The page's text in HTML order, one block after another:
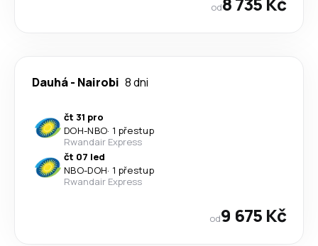
od
Dauhá- Nairobi 8 dni
čt 31 pro
DOH-NBO· 1 přestup
Rwandair Express
čt 07 led
NBO-DOH· 1 přestup
Rwandair Express
od9 675 Kč